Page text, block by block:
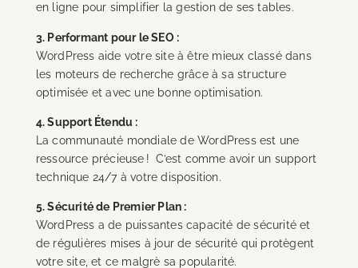
en ligne pour simplifier la gestion de ses tables.
3. Performant pour le SEO :
WordPress aide votre site à être mieux classé dans
les moteurs de recherche grâce à sa structure
optimisée et avec une bonne optimisation.
4. Support Étendu :
La communauté mondiale de WordPress est une
ressource précieuse ! C’est comme avoir un support
technique 24/7 à votre disposition.
5. Sécurité de Premier Plan :
WordPress a de puissantes capacité de sécurité et
de régulières mises à jour de sécurité qui protègent
votre site, et ce malgrè sa popularité.